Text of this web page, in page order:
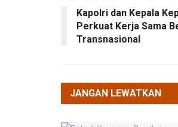
Kapolri dan Kepala
Perkuat Kerja Sama
Transnasional
JANGAN LEWATKAN